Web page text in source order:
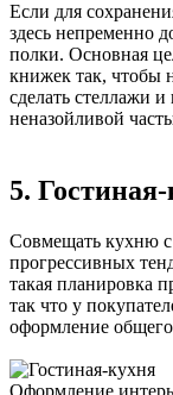
Если для
здесь непременно
полки. Основная
книжек так, чтобы
сделать стеллажи
неназойливой
5.
Совмещать кухню
прогрессивных
такая планировка
так что у
оформление общего
Оформление